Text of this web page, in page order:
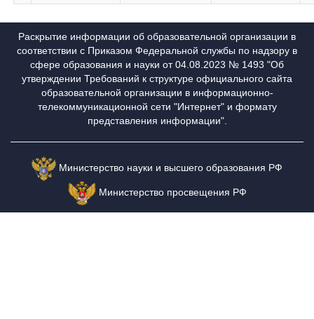
Раскрытие информации об образовательной организации в
соответствии с Приказом Федеральной службы по надзору в
сфере образования и науки от 04.08.2023 № 1493 "Об
утверждении Требований к структуре официального сайта
образовательной организации в информационно-
телекоммуникационной сети "Интернет" и формату
представления информации".
Министерство науки и высшего образования РФ
Министерство просвещения РФ